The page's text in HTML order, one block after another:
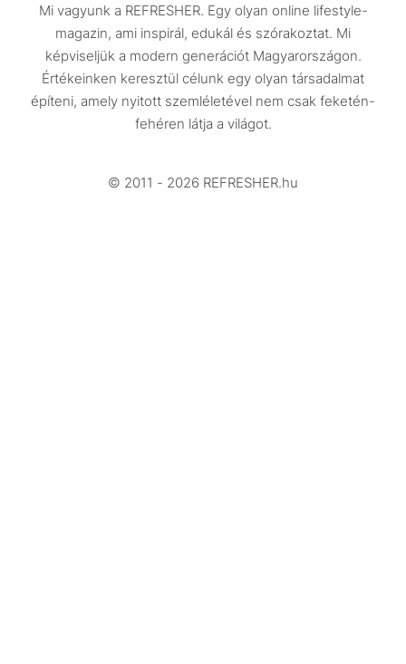
Utazás
Életmód
Design
Beszélgetések
Videó
Mi vagyunk a REFRESHER. Egy olyan online lifestyle-
magazin, ami inspirál, edukál és szórakoztat. Mi
képviseljük a modern generációt Magyarországon.
Értékeinken keresztül célunk egy olyan társadalmat
építeni, amely nyitott szemléletével nem csak feketén-
fehéren látja a világot.
© 2011 - 2026 REFRESHER.hu